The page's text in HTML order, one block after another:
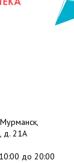
д. 21А
до 20:00